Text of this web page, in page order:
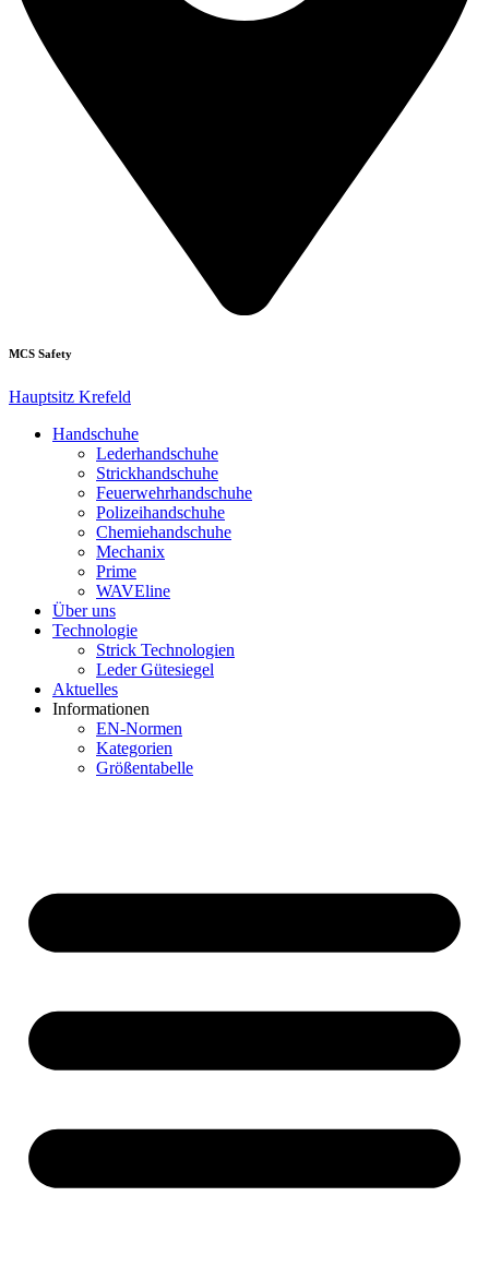
MCS Safety
Hauptsitz Krefeld
Handschuhe
Lederhandschuhe
Strickhandschuhe
Feuerwehrhandschuhe
Polizeihandschuhe
Chemiehandschuhe
Mechanix
Prime
WAVEline
Über uns
Technologie
Strick Technologien
Leder Gütesiegel
Aktuelles
Informationen
EN-Normen
Kategorien
Größentabelle